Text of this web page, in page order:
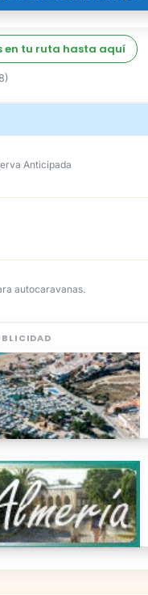
en tu ruta hasta aquí
Anticipada
autocaravanas.